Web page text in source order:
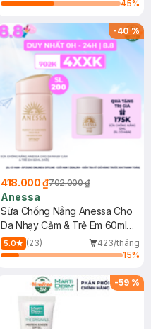
45%
-40%
418.000 ₫702.000 ₫
Anessa
Sữa Chống Nắng Anessa Cho
Da Nhạy Cảm & Trẻ Em 60ml
(Mới)
5.0 (23)
423/tháng
15%
-59 %